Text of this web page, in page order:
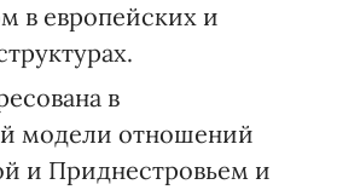
в европейских и
в
модели отношений
и Приднестровьем и